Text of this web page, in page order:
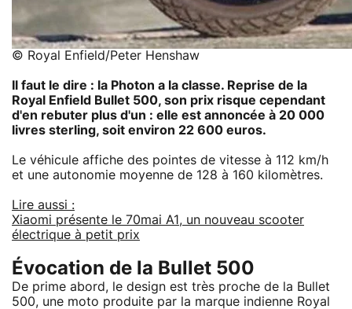
© Royal Enfield/Peter Henshaw
Il faut le dire : la Photon a la classe. Reprise de la
Royal Enfield Bullet 500, son prix risque cependant
d'en rebuter plus d'un : elle est annoncée à 20 000
livres sterling, soit environ 22 600 euros.
Le véhicule affiche des pointes de vitesse à 112 km/h
et une autonomie moyenne de 128 à 160 kilomètres.
Lire aussi :
Xiaomi présente le 70mai A1, un nouveau scooter
électrique à petit prix
Évocation de la Bullet 500
De prime abord, le design est très proche de la Bullet
500, une moto produite par la marque indienne Royal